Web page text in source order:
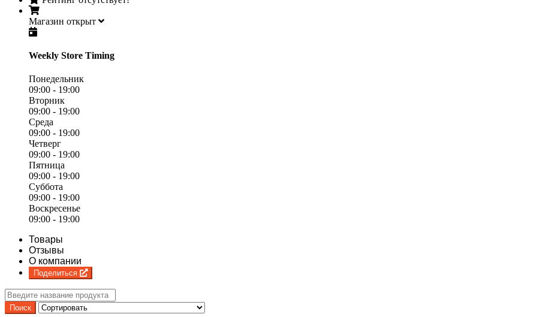
Магазин открыт
Weekly Store Timing
Понедельник
09:00 - 19:00
Вторник
09:00 - 19:00
Среда
09:00 - 19:00
Четверг
09:00 - 19:00
Пятница
09:00 - 19:00
Суббота
09:00 - 19:00
Воскресенье
09:00 - 19:00
Товары
Отзывы
О компании
Поделиться